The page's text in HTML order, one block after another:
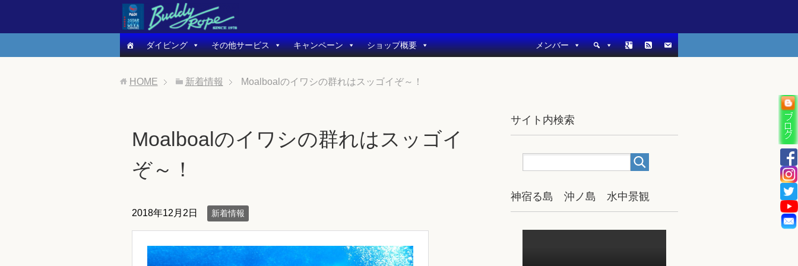
ダイビング その他サービス キャンペーン ショップ概要 メンバー
HOME 新着情報 Moalboalのイワシの群れはスッゴイぞ～！
Moalboalのイワシの群れはスッゴイ
ぞ～！
2018年12月2日 新着情報
サイト内検索
神宿る島 沖ノ島 水中景観